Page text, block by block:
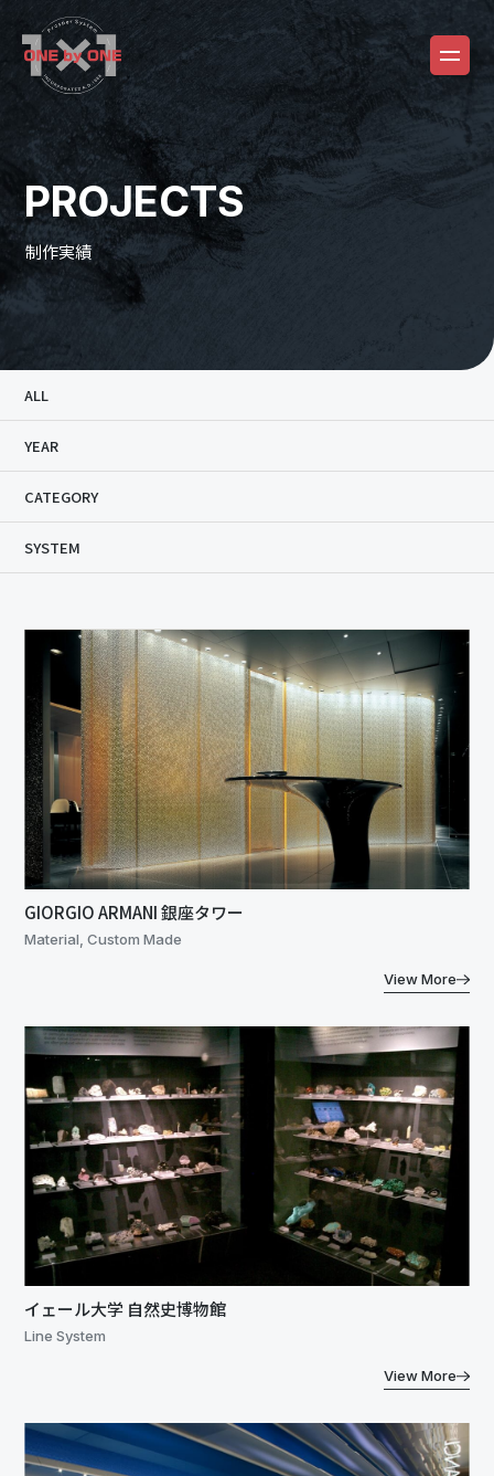
PROJECTS
制作実績
ALL
YEAR
CATEGORY
SYSTEM
GIORGIO ARMANI 銀座タワー
Material, Custom Made
View More
イェール大学 自然史博物館
Line System
View More